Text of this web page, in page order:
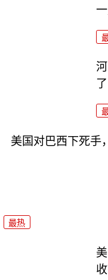
美国对巴西下死手
最热